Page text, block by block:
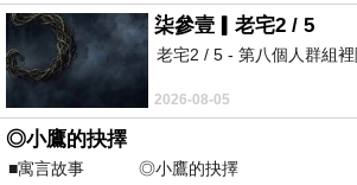
柒參壹▎老宅2 / 5
老宅2 / 5 - 第八個人群組
2026-08-05
◎小鷹的抉擇
■寓言故事 ◎小鷹的抉擇